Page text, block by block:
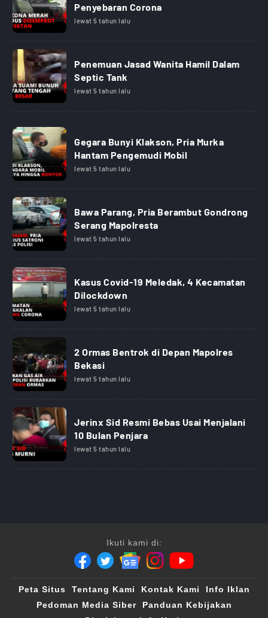
Penyebaran Corona
lewat 5 tahun lalu
Penemuan Jasad Wanita Hamil Dalam
Septic Tank
lewat 5 tahun lalu
Gegara Bunyi Klakson, Pria Murka
Hantam Pengemudi Mobil
lewat 5 tahun lalu
Bawa Parang, Pria Berambut Gondrong
Serang Mapolresta
lewat 5 tahun lalu
Kasus Covid-19 Meledak, 4 Kecamatan
Dilockdown
lewat 5 tahun lalu
2 Ormas Bentrok di Depan Mapolres
Bekasi
lewat 5 tahun lalu
Jerinx Sid Resmi Bebas Usai Menjalani
10 Bulan Penjara
lewat 5 tahun lalu
Ikuti kami di:
Peta Situs Tentang Kami Kontak Kami
Info Iklan
Pedoman Media Siber
Panduan Kebijakan